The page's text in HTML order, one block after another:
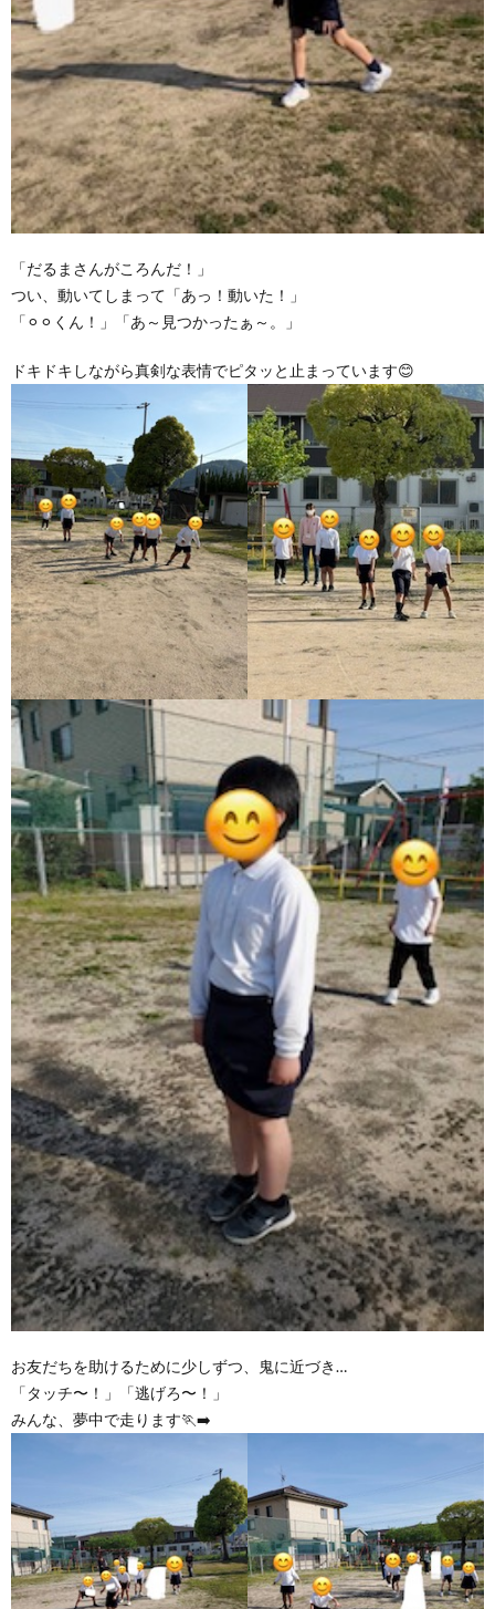
「だるまさんがころんだ！」
つい、動いてしまって「あっ！動いた！」
「⚪︎⚪︎くん！」「あ～見つかったぁ～。」
ドキドキしながら真剣な表情でピタッと止まっています😊
お友だちを助けるために少しずつ、鬼に近づき…
「タッチ〜！」「逃げろ〜！」
みんな、夢中で走ります🏃‍➡️